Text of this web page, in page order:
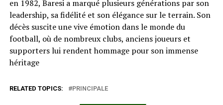
en 1982, Baresi a marqué plusieurs générations par son
leadership, sa fidélité et son élégance sur le terrain. Son
décès suscite une vive émotion dans le monde du
football, où de nombreux clubs, anciens joueurs et
supporters lui rendent hommage pour son immense
héritage
RELATED TOPICS: PRINCIPALE